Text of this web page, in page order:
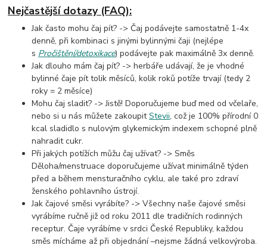
Nejčastější dotazy (FAQ):
Jak často mohu čaj pít? -> Čaj podávejte samostatně 1-4x
denně, při kombinaci s jinými bylinnými čaji (nejlépe
s Pročištění/detoxikace) podávejte pak maximálně 3x denně.
Jak dlouho mám čaj pít? -> herbáře udávají, že je vhodné
bylinné čaje pít tolik měsíců, kolik roků potíže trvají (tedy 2
roky = 2 měsíce)
Mohu čaj sladit? -> Jistě! Doporučujeme buď med od včelaře,
nebo si u nás můžete zakoupitStevii, což je 100% přírodní 0
kcal sladidlo s nulovým glykemickým indexem schopné plně
nahradit cukr.
Při jakých potížích můžu čaj užívat? -> Směs
Děloha/menstruace doporučujeme užívat minimálně týden
před a během mensturačního cyklu, ale také pro zdraví
ženského pohlavního ústrojí.
Jak čajové směsi vyrábíte? -> Všechny naše čajové směsi
vyrábíme ručně již od roku 2011 dle tradičních rodinných
receptur. Čaje vyrábíme v srdci České Republiky, každou
směs mícháme až při objednání –nejsme žádná velkovýroba.